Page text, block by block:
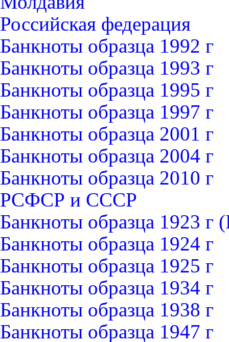
Российская федерация
Банкноты образца 1992 г
Банкноты образца 1993 г
Банкноты образца 1995 г
Банкноты образца 1997 г
Банкноты образца 2001 г
Банкноты образца 2004 г
Банкноты образца 2010 г
РСФСР и СССР
Банкноты образца 1923
Банкноты образца 1924 г
Банкноты образца 1925 г
Банкноты образца 1934 г
Банкноты образца 1938 г
Банкноты образца 1947 г